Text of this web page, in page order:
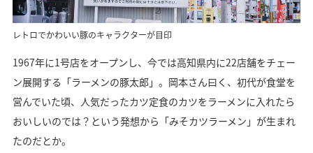
レトロでかわいい豚のキャラクターが目印
1967年に1号店をオープンし、今では高知県内に22店舗をチェー
ン展開する「ラーメンの豚太郎」。岡本さん曰く、初代が食堂を
営んでいた頃、人気だったカツ定食のカツをラーメンに入れたら
おいしいのでは？という発想から「みそカツラーメン」が生まれ
たのだとか。